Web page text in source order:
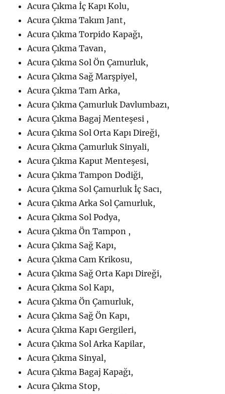
Acura Çıkma İç Kapı Kolu,
Acura Çıkma Takım Jant,
Acura Çıkma Torpido Kapağı,
Acura Çıkma Tavan,
Acura Çıkma Sol Ön Çamurluk,
Acura Çıkma Sağ Marşpiyel,
Acura Çıkma Tam Arka,
Acura Çıkma Çamurluk Davlumbazı,
Acura Çıkma Bagaj Menteşesi ,
Acura Çıkma Sol Orta Kapı Direği,
Acura Çıkma Çamurluk Sinyali,
Acura Çıkma Kaput Menteşesi,
Acura Çıkma Tampon Dodiği,
Acura Çıkma Sol Çamurluk İç Sacı,
Acura Çıkma Arka Sol Çamurluk,
Acura Çıkma Sol Podya,
Acura Çıkma Ön Tampon ,
Acura Çıkma Sağ Kapı,
Acura Çıkma Cam Krikosu,
Acura Çıkma Sağ Orta Kapı Direği,
Acura Çıkma Sol Kapı,
Acura Çıkma Ön Çamurluk,
Acura Çıkma Sağ Ön Kapı,
Acura Çıkma Kapı Gergileri,
Acura Çıkma Sol Arka Kapilar,
Acura Çıkma Sinyal,
Acura Çıkma Bagaj Kapağı,
Acura Çıkma Stop,